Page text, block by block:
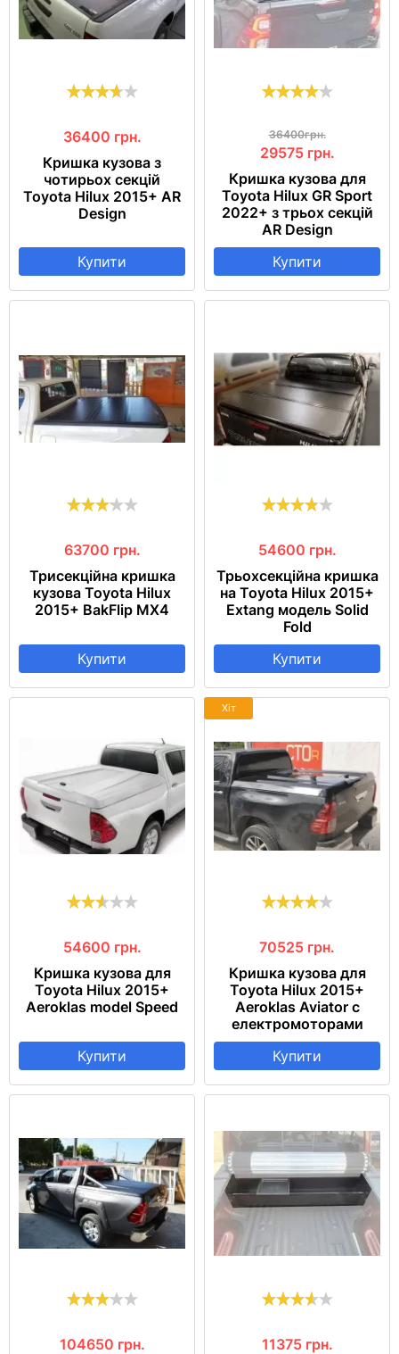
36400 грн.
Кришка кузова з
чотирьох секцій
Toyota Hilux 2015+ AR
Design
Купити
36400грн.
29575 грн.
Кришка кузова для
Toyota Hilux GR Sport
2022+ з трьох секцій
AR Design
Купити
63700 грн.
Трисекційна кришка
кузова Toyota Hilux
2015+ BakFlip MX4
Купити
54600 грн.
Трьохсекційна кришка
на Toyota Hilux 2015+
Extang модель Solid
Fold
Купити
54600 грн.
Кришка кузова для
Toyota Hilux 2015+
Aeroklas model Speed
Купити
Хіт
70525 грн.
Кришка кузова для
Toyota Hilux 2015+
Aeroklas Aviator c
електромоторами
Купити
104650 грн.
11375 грн.